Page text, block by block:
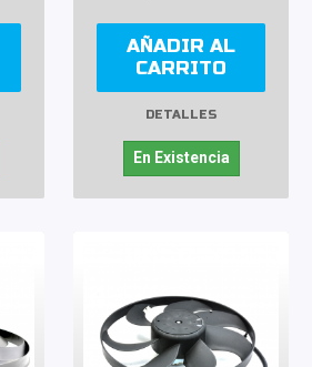
AÑADIR AL
CARRITO
DETALLES
En Existencia